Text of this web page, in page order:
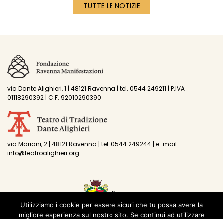
TUTTE LE NOTIZIE
via Dante Alighieri, 1 | 48121 Ravenna | tel. 0544 249211 | P.IVA
01118290392 | C.F. 92010290390
via Mariani, 2 | 48121 Ravenna | tel. 0544 249244 | e-mail:
info@teatroalighieri.org
Utilizziamo i cookie per essere sicuri che tu possa avere la
migliore esperienza sul nostro sito. Se continui ad utilizzare